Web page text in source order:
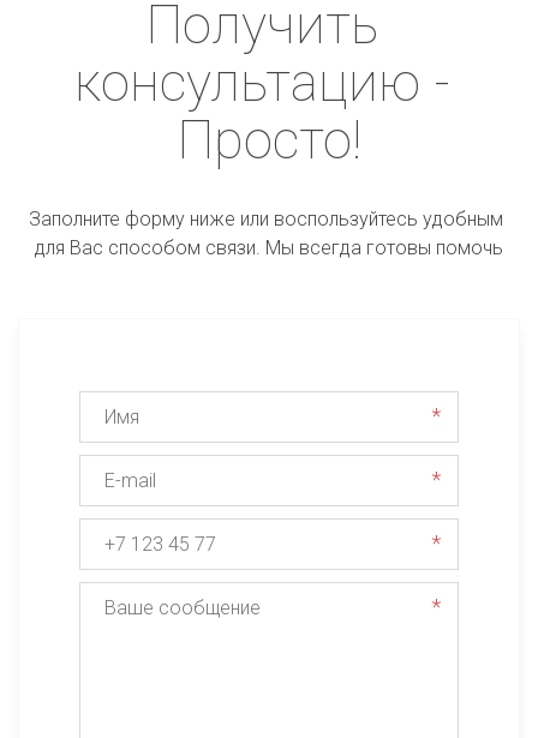
Получить
консультацию -
Просто!
Заполните форму ниже или воспользуйтесь удобным
для Вас способом связи. Мы всегда готовы помочь
*
*
*
*